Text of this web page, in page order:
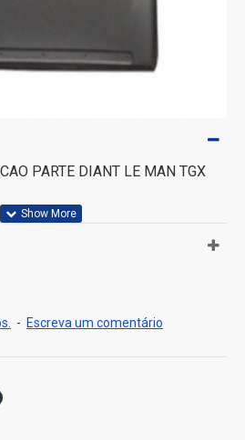
PARTE DIANT LE MAN TGX
- Escreva um comentário